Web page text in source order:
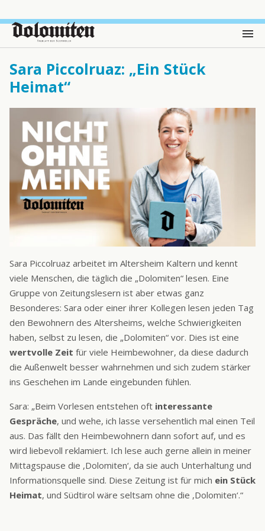
Sara Piccolruaz: „Ein Stück
Heimat“
Sara Piccolruaz arbeitet im Altersheim Kaltern und kennt
viele Menschen, die täglich die „Dolomiten“ lesen. Eine
Gruppe von Zeitungslesern ist aber etwas ganz
Besonderes: Sara oder einer ihrer Kollegen lesen jeden Tag
den Bewohnern des Altersheims, welche Schwierigkeiten
haben, selbst zu lesen, die „Dolomiten“ vor. Dies ist eine
wertvolle Zeit für viele Heimbewohner, da diese dadurch
die Außenwelt besser wahrnehmen und sich zudem stärker
ins Geschehen im Lande eingebunden fühlen.
Sara: „Beim Vorlesen entstehen oft interessante
Gespräche, und wehe, ich lasse versehentlich mal einen Teil
aus. Das fällt den Heimbewohnern dann sofort auf, und es
wird liebevoll reklamiert. Ich lese auch gerne allein in meiner
Mittagspause die ,Dolomiten‘, da sie auch Unterhaltung und
Informationsquelle sind. Diese Zeitung ist für mich ein Stück
Heimat, und Südtirol wäre seltsam ohne die ,Dolomiten‘.“